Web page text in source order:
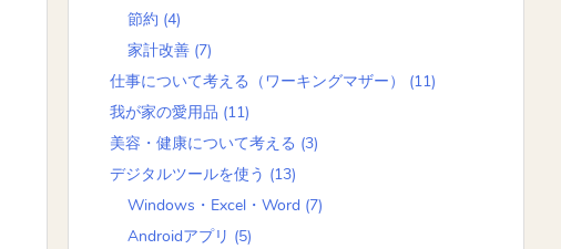
節約 (4)
家計改善 (7)
仕事について考える（ワーキングマザー） (11)
我が家の愛用品 (11)
美容・健康について考える (3)
デジタルツールを使う (13)
Windows・Excel・Word (7)
Androidアプリ (5)